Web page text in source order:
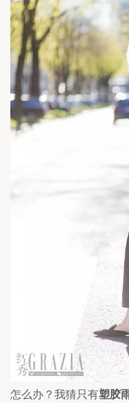
怎么办？我猜只有塑胶